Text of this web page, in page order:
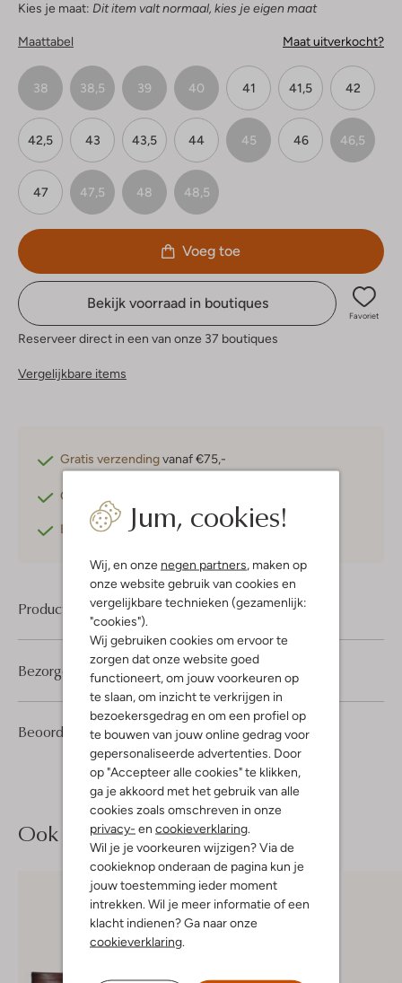
Jum, cookies!
Wij, en onze negen partners, maken op
onze website gebruik van cookies en
vergelijkbare technieken (gezamenlijk:
"cookies").
Wij gebruiken cookies om ervoor te
zorgen dat onze website goed
functioneert, om jouw voorkeuren op
te slaan, om inzicht te verkrijgen in
bezoekersgedrag en om een profiel op
te bouwen van jouw online gedrag voor
gepersonaliseerde advertenties. Door
op "Accepteer alle cookies" te klikken,
ga je akkoord met het gebruik van alle
cookies zoals omschreven in onze
privacy- en cookieverklaring.
Wil je je voorkeuren wijzigen? Via de
cookieknop onderaan de pagina kun je
jouw toestemming ieder moment
intrekken. Wil je meer informatie of een
klacht indienen? Ga naar onze
cookieverklaring.
Kies je maat: Dit item valt normaal, kies je eigen maat
Maattabel Maat uitverkocht?
38 38,5 39 40 41 41,5 42
42,5 43 43,5 44 45 46 46,5
47 47,5 48 48,5
Voeg toe
Bekijk voorraad in boutiques
Favoriet
Reserveer direct in een van onze 37 boutiques
Vergelijkbare items
Gratis verzendingvanaf €75,-
Gratis retourneren
Betaal achterafmet Klarna
Product informatie
Beoordelingen (2) 5/5
2
5
Sterren
Bezorgen & retourneren
Ook iets voor jou?